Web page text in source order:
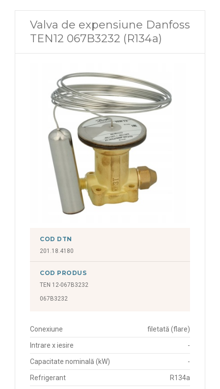
Valva de expensiune Danfoss
TEN12 067B3232 (R134a)
COD DTN
201.18.4180
COD PRODUS
TEN 12-067B3232
067B3232
Conexiune filetată (flare)
Intrare x iesire -
Capacitate nominală (kW) -
Refrigerant R134a